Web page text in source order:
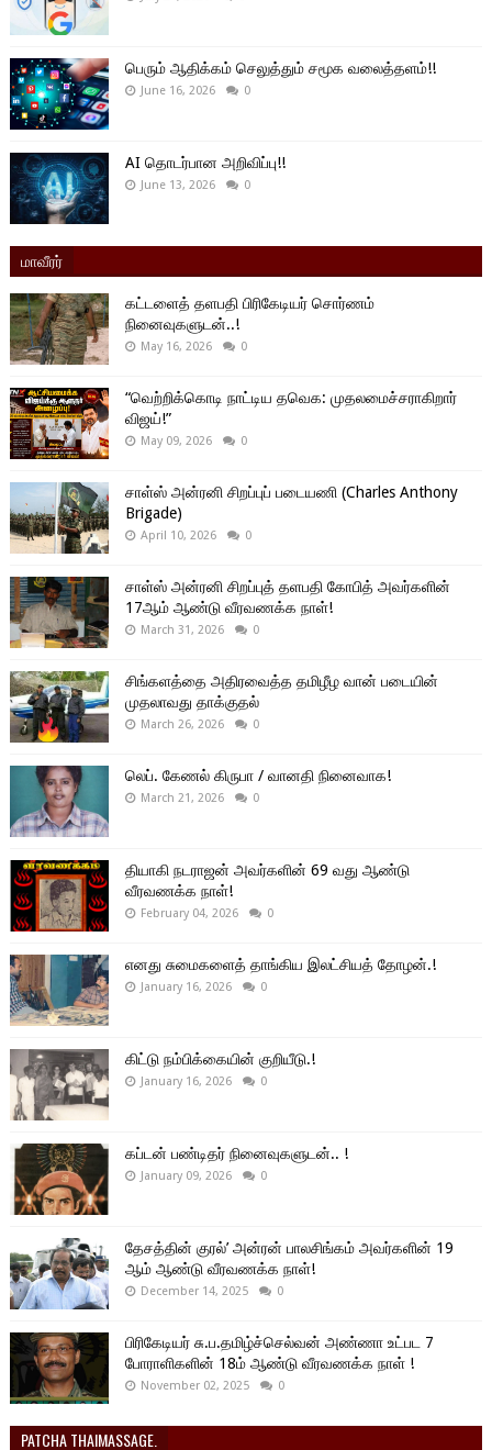
பெரும் ஆதிக்கம் செலுத்தும் சமூக வலைத்தளம்!!
June 16, 2026 0
AI தொடர்பான அறிவிப்பு!!
June 13, 2026 0
மாவீரர்
கட்டளைத் தளபதி பிரிகேடியர் சொர்ணம்
நினைவுகளுடன்..!
May 16, 2026 0
“வெற்றிக்கொடி நாட்டிய தவெக: முதலமைச்சராகிறார்
விஜய்!”
May 09, 2026 0
சாள்ஸ் அன்ரனி சிறப்புப் படையணி (Charles Anthony
Brigade)
April 10, 2026 0
சாள்ஸ் அன்ரனி சிறப்புத் தளபதி கோபித் அவர்களின்
17ஆம் ஆண்டு வீரவணக்க நாள்!
March 31, 2026 0
சிங்களத்தை அதிரவைத்த தமிழீழ வான் படையின்
முதலாவது தாக்குதல்
March 26, 2026 0
லெப். கேணல் கிருபா / வானதி நினைவாக!
March 21, 2026 0
தியாகி நடராஜன் அவர்களின் 69 வது ஆண்டு
வீரவணக்க நாள்!
February 04, 2026 0
எனது சுமைகளைத் தாங்கிய இலட்சியத் தோழன்.!
January 16, 2026 0
கிட்டு நம்பிக்கையின் குறியீடு.!
January 16, 2026 0
கப்டன் பண்டிதர் நினைவுகளுடன்.. !
January 09, 2026 0
தேசத்தின் குரல்’ அன்ரன் பாலசிங்கம் அவர்களின் 19
ஆம் ஆண்டு வீரவணக்க நாள்!
December 14, 2025 0
பிரிகேடியர் சு.ப.தமிழ்ச்செல்வன் அண்ணா உட்பட 7
போராளிகளின் 18ம் ஆண்டு வீரவணக்க நாள் !
November 02, 2025 0
PATCHA THAIMASSAGE.